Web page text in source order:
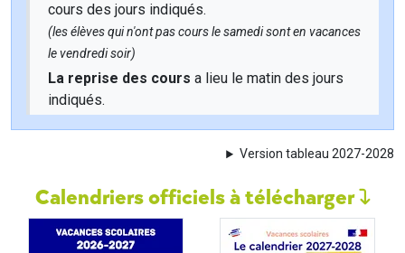
cours des jours indiqués.
(les élèves qui n'ont pas cours le samedi sont en vacances
le vendredi soir)
La reprise des cours a lieu le matin des jours
indiqués.
Version tableau 2027-2028
Calendriers officiels à télécharger